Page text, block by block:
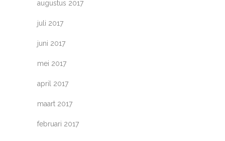
augustus 2017
juli 2017
juni 2017
mei 2017
april 2017
maart 2017
februari 2017